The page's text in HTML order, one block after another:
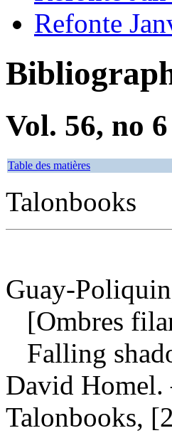
Refonte
Vol. 56, no
Table des matières
Talonbooks
Guay-
[Ombres
Falling
David
Talonbooks,